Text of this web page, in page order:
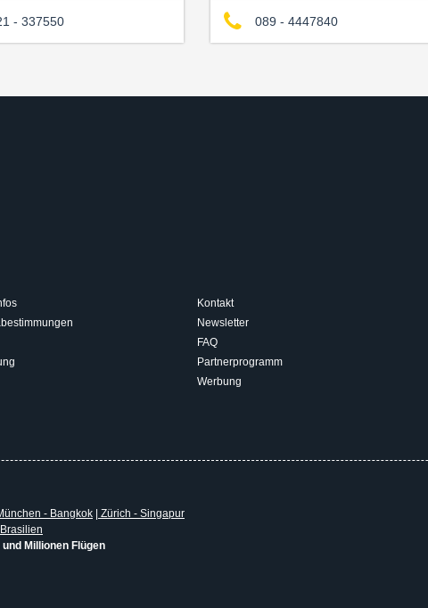
- 337550 089 - 4447840
Kontakt
Newsletter
FAQ
Partnerprogramm
Werbung
- Bangkok
Zürich - Singapur
Brasilien
Millionen Flügen